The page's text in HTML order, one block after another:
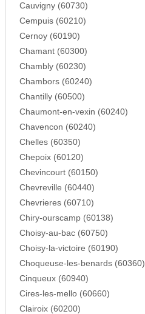
Cauvigny (60730)
Cempuis (60210)
Cernoy (60190)
Chamant (60300)
Chambly (60230)
Chambors (60240)
Chantilly (60500)
Chaumont-en-vexin (60240)
Chavencon (60240)
Chelles (60350)
Chepoix (60120)
Chevincourt (60150)
Chevreville (60440)
Chevrieres (60710)
Chiry-ourscamp (60138)
Choisy-au-bac (60750)
Choisy-la-victoire (60190)
Choqueuse-les-benards (60360)
Cinqueux (60940)
Cires-les-mello (60660)
Clairoix (60200)